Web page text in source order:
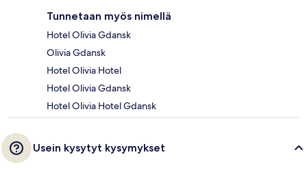
Tunnetaan myös nimellä
Hotel Olivia Gdansk
Olivia Gdansk
Hotel Olivia Hotel
Hotel Olivia Gdansk
Hotel Olivia Hotel Gdansk
Usein kysytyt kysymykset